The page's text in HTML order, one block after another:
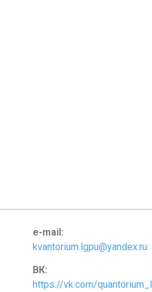
e-mail:
kvantorium.lgpu@yandex.ru
ВК:
https://vk.com/